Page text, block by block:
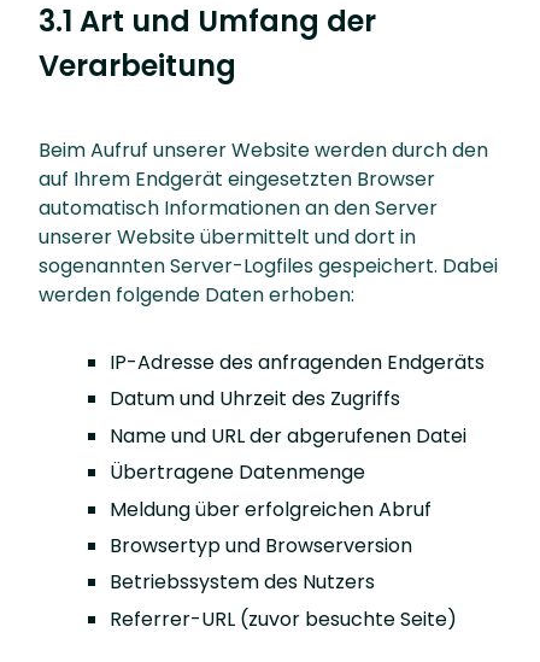
3.1 Art und Umfang der
Verarbeitung
Beim Aufruf unserer Website werden durch den
auf Ihrem Endgerät eingesetzten Browser
automatisch Informationen an den Server
unserer Website übermittelt und dort in
sogenannten Server-Logfiles gespeichert. Dabei
werden folgende Daten erhoben:
IP-Adresse des anfragenden Endgeräts
Datum und Uhrzeit des Zugriffs
Name und URL der abgerufenen Datei
Übertragene Datenmenge
Meldung über erfolgreichen Abruf
Browsertyp und Browserversion
Betriebssystem des Nutzers
Referrer-URL (zuvor besuchte Seite)